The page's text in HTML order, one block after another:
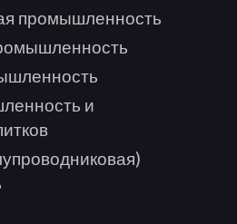
промышленность
и